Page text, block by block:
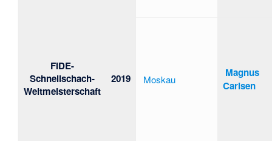
FIDE-
Schnellschach-
Weltmeisterschaft
2019 Moskau
Magnus
Carlsen